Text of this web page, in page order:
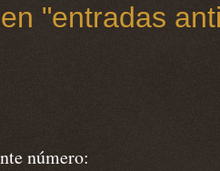
"entradas
número: